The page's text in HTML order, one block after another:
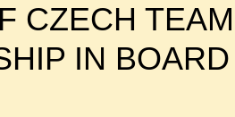
CZECH TEAM
IN BOARD